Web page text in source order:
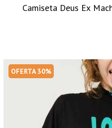
Camiseta Deus Ex
OFERTA 30%